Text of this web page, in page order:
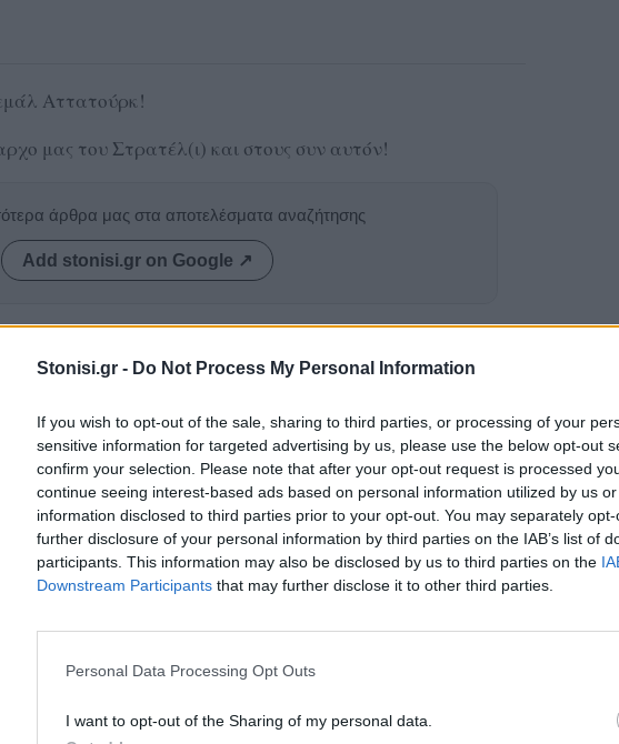
Stonisi.gr - Do Not Process My Personal Information
If you wish to opt-out of the sale, sharing to third parties, or processing of your
sensitive information for targeted advertising by us, please use the below opt-out
confirm your selection. Please note that after your opt-out request is processed
continue seeing interest-based ads based on personal information utilized by us
information disclosed to third parties prior to your opt-out. You may separately
further disclosure of your personal information by third parties on the IAB’s list of
participants. This information may also be disclosed by us to third parties on the
Downstream Participants that may further disclose it to other third parties.
Personal Data Processing Opt Outs
I want to opt-out of the Sharing of my personal data.
Αττατούρκ!
μας του Στρατέλ(ι) και στους συν αυτόν!
άρθρα μας στα αποτελέσματα αναζήτησης
Add stonisi.gr on Google ↗
διακοπές
ότι ο οικισμός μένει χωρίς
από 12 ώρες και ζητά
επετείου
της 4ης Αυγούστου 1936